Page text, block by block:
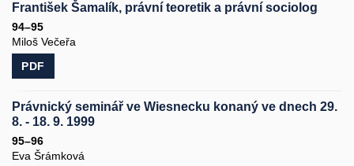
František Šamalík, právní teoretik a právní sociolog
94–95
Miloš Večeřa
PDF
Právnický seminář ve Wiesnecku konaný ve dnech 29.
8. - 18. 9. 1999
95–96
Eva Šrámková